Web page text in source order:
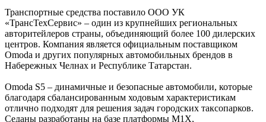
Транспортные средства поставило ООО УК
«ТрансТехСервис» – один из крупнейших региональных
авторитейлеров страны, объединяющий более 100 дилерских
центров. Компания является официальным поставщиком
Omoda и других популярных автомобильных брендов в
Набережных Челнах и Республике Татарстан.
Omoda S5 – динамичные и безопасные автомобили, которые
благодаря сбалансированным ходовым характеристикам
отлично подходят для решения задач городских таксопарков.
Седаны разработаны на базе платформы M1X,